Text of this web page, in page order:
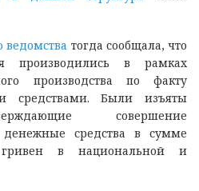
ведомства тогда сообщала, что
производились в рамках
производства по факту
средствами. Были изъяты
совершение
денежные средства в сумме
в национальной и